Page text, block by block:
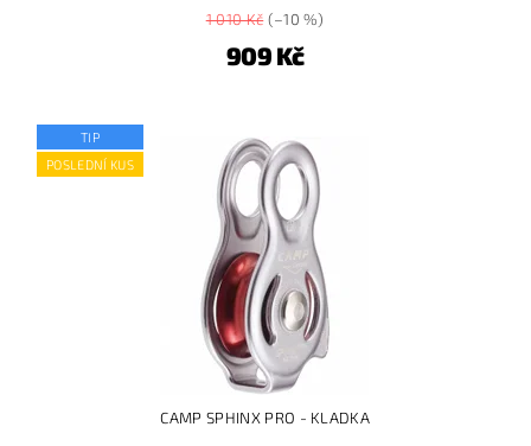
1 010 Kč(–10 %)
909 Kč
TIP
POSLEDNÍ KUS
CAMP SPHINX PRO - KLADKA